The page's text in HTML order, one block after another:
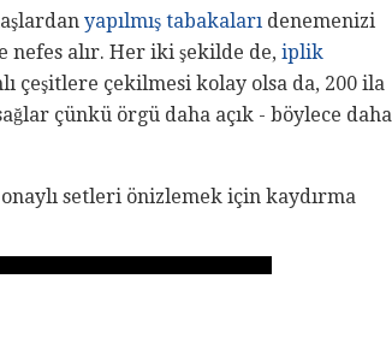
yapılmış tabakaları denemenizi
nefes alır. Her iki şekilde de, iplik
çeşitlere çekilmesi kolay olsa da, 200 ila
çünkü örgü daha açık - böylece daha
setleri önizlemek için kaydırma